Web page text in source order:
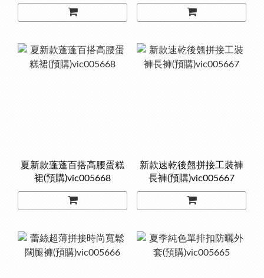
夏新款蓬蓬百搭高腰蛋糕
裙(預購)vic005668
新款速乾後翹拼接工裝褲
長褲(預購)vic005667